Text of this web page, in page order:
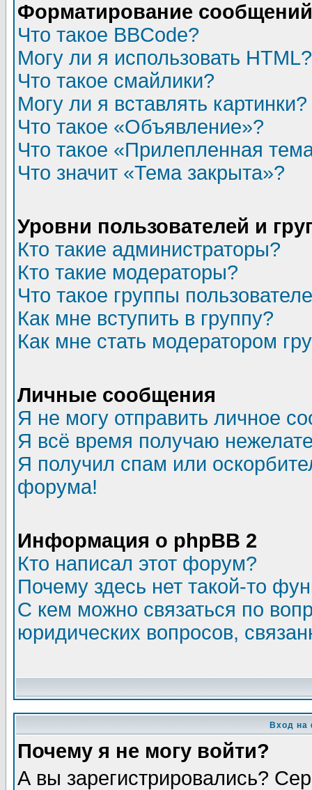
Форматирование
Что такое BBCode?
Могу ли я использовать HTML?
Что такое смайлики?
Могу ли я вставлять картинки?
Что такое «Объявление»?
Что такое «Прилепленная
Что значит «Тема закрыта»?
Уровни пользователей и
Кто такие администраторы?
Кто такие модераторы?
Что такое группы
Как мне вступить в группу?
Как мне стать модератором
Личные сообщения
Я не могу отправить личное
Я всё время получаю
Я получил спам или
форума!
Информация о phpBB 2
Кто написал этот форум?
Почему здесь нет такой-то
С кем можно связаться по
юридических вопросов,
Вход на
Почему я не могу войти?
А вы зарегистрировались?